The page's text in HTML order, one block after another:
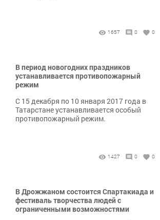
1657 0 0
В период новогодних праздников
устанавливается противопожарный
режим
С 15 декабря по 10 января 2017 года в
Татарстане устанавливается особый
противопожарный режим.
1427 0 0
В Дрожжаном состоится Спартакиада и
фестиваль творчества людей с
ограниченными возможностями